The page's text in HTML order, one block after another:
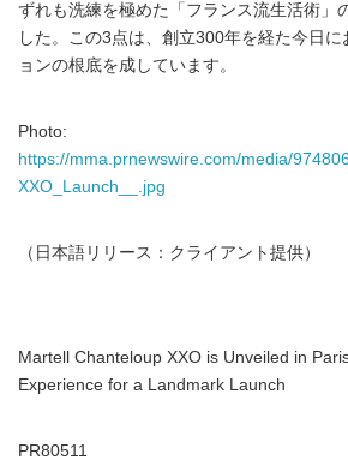
ずれも洗練を極めた「フランス流生活術」
した。この3点は、創立300年を経た今日
ョンの根底を成しています。
Photo:
https://mma.prnewswire.com/media/
XXO_Launch__.jpg
（日本語リリース：クライアント提供）
Martell Chanteloup XXO is Unveiled in
Experience for a Landmark Launch
PR80511